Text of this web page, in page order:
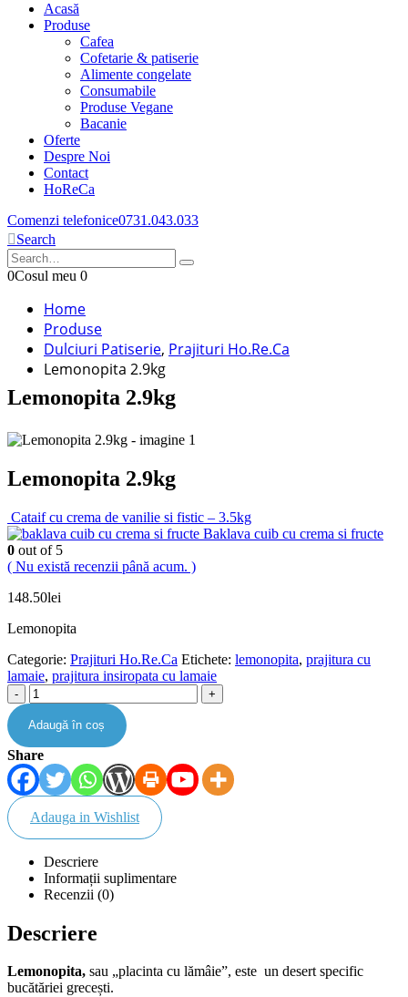
Acasă
Produse
Cafea
Cofetarie & patiserie
Alimente congelate
Consumabile
Produse Vegane
Bacanie
Oferte
Despre Noi
Contact
HoReCa
Comenzi telefonice0731.043.033
Search
0Cosul meu 0
Home
Produse
Dulciuri Patiserie, Prajituri Ho.Re.Ca
Lemonopita 2.9kg
Lemonopita 2.9kg
Lemonopita 2.9kg
Cataif cu crema de vanilie si fistic – 3.5kg
Baklava cuib cu crema si fructe
0 out of 5
( Nu există recenzii până acum. )
148.50lei
Lemonopita
Categorie: Prajituri Ho.Re.Ca Etichete: lemonopita, prajitura cu
lamaie, prajitura insiropata cu lamaie
- +
Adaugă în coș
Share
Adauga in Wishlist
Descriere
Informații suplimentare
Recenzii (0)
Descriere
Lemonopita, sau „placinta cu lămâie”, este un desert specific
bucătăriei grecești.